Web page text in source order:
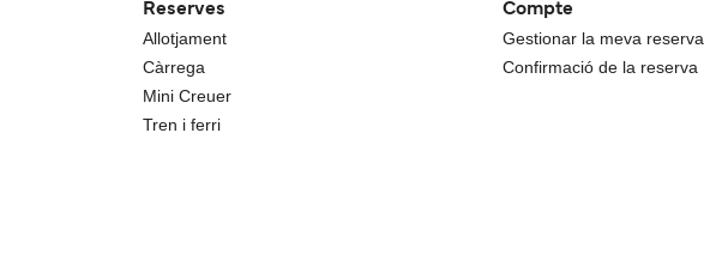
Reserves
Allotjament
Càrrega
Mini Creuer
Tren i ferri
Compte
Gestionar la meva reserva
Confirmació de la reserva